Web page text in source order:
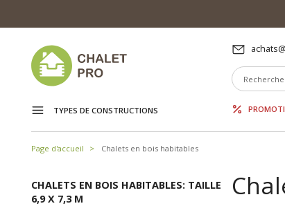
TYPES DE CONSTRUCTIONS
Page d'accueil Chalets en bois habitables
CHALETS EN BOIS HABITABLES: TAILLE
6,9 X 7,3 M